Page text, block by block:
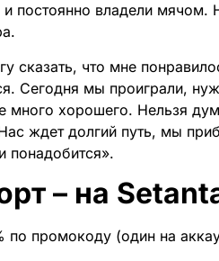
постоянно владели мячом.
сказать, что мне
Сегодня мы проиграли,
много хорошего. Нельзя
ждет долгий путь, мы
понадобится».
– на
по промокоду (один на